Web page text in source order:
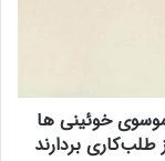
خوئینی ها
بردارند